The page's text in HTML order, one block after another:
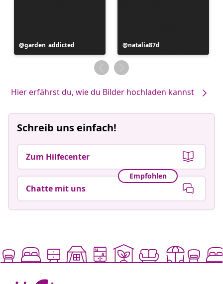
Beitrag
veröffentlicht
garden_addicted_
Beitrag
veröffentlicht
von
natalia87d
Hier erfährst du, wie du Bilder hochladen kannst
Schreib uns einfach!
Zum Hilfecenter
Empfohlen
Chatte mit uns